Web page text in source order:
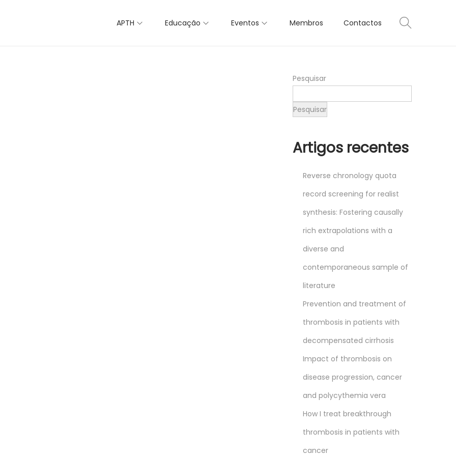
APTH Educação Eventos Membros Contactos
Pesquisar
Pesquisar
Artigos recentes
Reverse chronology quota
record screening for realist
synthesis: Fostering causally
rich extrapolations with a
diverse and
contemporaneous sample of
literature
Prevention and treatment of
thrombosis in patients with
decompensated cirrhosis
Impact of thrombosis on
disease progression, cancer
and polycythemia vera
How I treat breakthrough
thrombosis in patients with
cancer